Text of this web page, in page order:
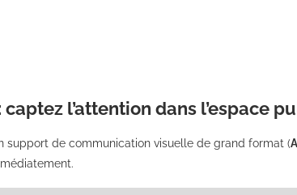
: captez l’attention dans l’espace
support de communication visuelle de grand format (